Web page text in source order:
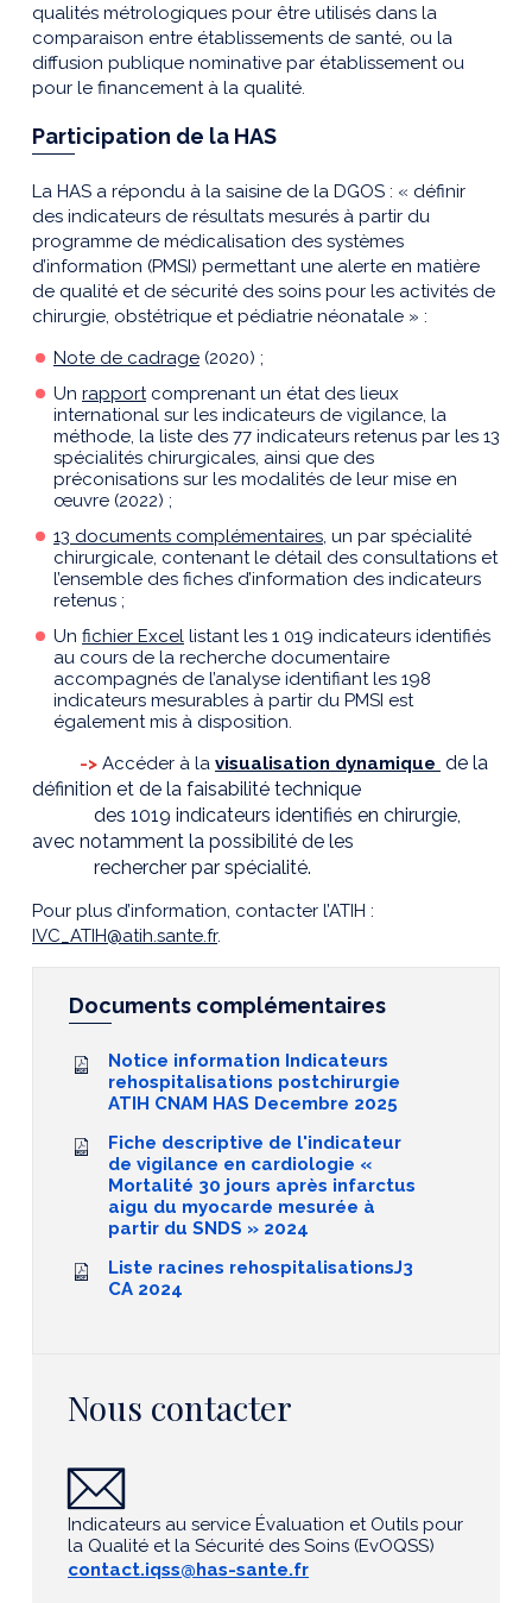
qualités métrologiques pour être utilisés dans la
comparaison entre établissements de santé, ou la
diffusion publique nominative par établissement ou
pour le financement à la qualité.
Participation de la HAS
La HAS a répondu à la saisine de la DGOS : « définir
des indicateurs de résultats mesurés à partir du
programme de médicalisation des systèmes
d’information (PMSI) permettant une alerte en matière
de qualité et de sécurité des soins pour les activités de
chirurgie, obstétrique et pédiatrie néonatale » :
Note de cadrage (2020) ;
Un rapportcomprenant un état des lieux
international sur les indicateurs de vigilance, la
méthode, la liste des 77 indicateurs retenus par les 13
spécialités chirurgicales, ainsi que des
préconisations sur les modalités de leur mise en
œuvre (2022) ;
13 documents complémentaires, un par spécialité
chirurgicale, contenant le détail des consultations et
l’ensemble des fiches d’information des indicateurs
retenus ;
Un fichier Excel listant les 1 019 indicateurs identifiés
au cours de la recherche documentaire
accompagnés de l’analyse identifiant les 198
indicateurs mesurables à partir du PMSI est
également mis à disposition.
-> Accéder à la visualisation dynamique de la
définition et de la faisabilité technique
des 1019 indicateurs identifiés en chirurgie,
avec notamment la possibilité de les
rechercher par spécialité.
Pour plus d’information, contacter l’ATIH :
IVC_ATIH@atih.sante.fr.
Documents complémentaires
Notice information Indicateurs
rehospitalisations postchirurgie
ATIH CNAM HAS Decembre 2025
Fiche descriptive de l'indicateur
de vigilance en cardiologie «
Mortalité 30 jours après infarctus
aigu du myocarde mesurée à
partir du SNDS » 2024
Liste racines rehospitalisationsJ3
CA 2024
Nous contacter
Indicateurs au service Évaluation et Outils pour
la Qualité et la Sécurité des Soins (EvOQSS)
contact.iqss@has-sante.fr